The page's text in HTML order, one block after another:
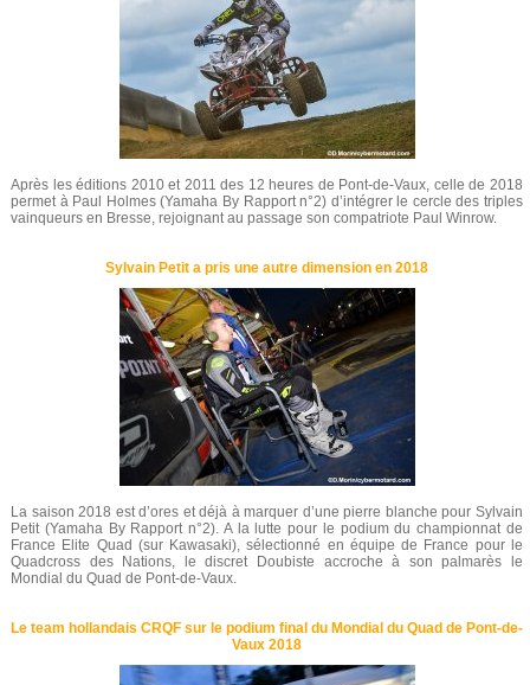
Après les éditions 2010 et 2011 des 12 heures de Pont-de-Vaux, celle de 2018
permet à Paul Holmes (Yamaha By Rapport n°2) d’intégrer le cercle des triples
vainqueurs en Bresse, rejoignant au passage son compatriote Paul Winrow.
Sylvain Petit a pris une autre dimension en 2018
La saison 2018 est d’ores et déjà à marquer d’une pierre blanche pour Sylvain
Petit (Yamaha By Rapport n°2). A la lutte pour le podium du championnat de
France Elite Quad (sur Kawasaki), sélectionné en équipe de France pour le
Quadcross des Nations, le discret Doubiste accroche à son palmarès le
Mondial du Quad de Pont-de-Vaux.
Le team hollandais CRQF sur le podium final du Mondial du Quad de Pont-de-
Vaux 2018